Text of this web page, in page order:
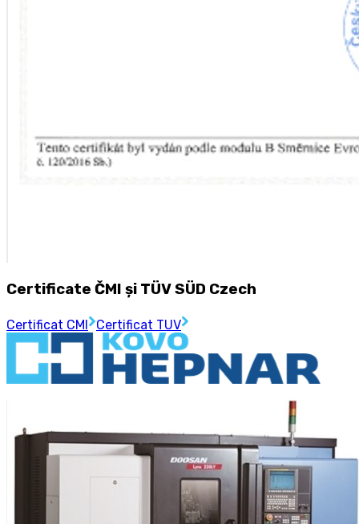
Certificate ČMI și TÜV SÜD Czech
Certificat CMI Certificat TUV